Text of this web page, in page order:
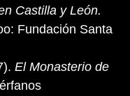
Castilla y León.
Fundación Santa
El Monasterio de